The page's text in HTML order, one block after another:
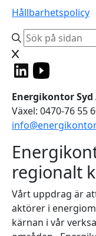
Hållbarhetspolicy
Energikontor Syd
Växel: 0470-76 55
regionalt
Vårt uppdrag är
aktörer i
kärnan i vår